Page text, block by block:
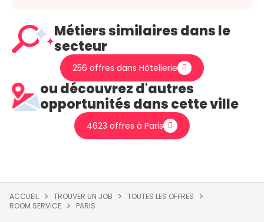
Métiers similaires dans le
secteur
256 offres dans Hôtellerie
ou découvrez d'autres
opportunités dans cette ville
4623 offres à Paris
ACCUEIL TROUVER UN JOB
TOUTES LES OFFRES
ROOM SERVICE
PARIS